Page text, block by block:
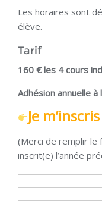
Les horaires sont
élève.
Tarif
160 € les 4 cours
Adhésion annuelle
Je m’inscris
(Merci de remplir le
inscrit(e) l’année